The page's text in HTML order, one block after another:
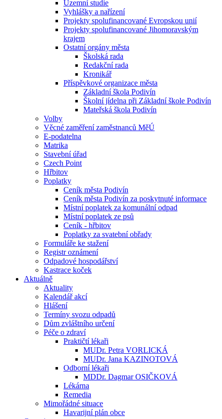
Územní studie
Vyhlášky a nařízení
Projekty spolufinancované Evropskou unií
Projekty spolufinancované Jihomoravským
krajem
Ostatní orgány města
Školská rada
Redakční rada
Kronikář
Příspěvkové organizace města
Základní škola Podivín
Školní jídelna při Základní škole Podivín
Mateřská škola Podivín
Volby
Věcné zaměření zaměstnanců MěÚ
E-podatelna
Matrika
Stavební úřad
Czech Point
Hřbitov
Poplatky
Ceník města Podivín
Ceník města Podivín za poskytnuté informace
Místní poplatek za komunální odpad
Místní poplatek ze psů
Ceník - hřbitov
Poplatky za svatební obřady
Formuláře ke stažení
Registr oznámení
Odpadové hospodářství
Kastrace koček
Aktuálně
Aktuality
Kalendář akcí
Hlášení
Termíny svozu odpadů
Dům zvláštního určení
Péče o zdraví
Praktičtí lékaři
MUDr. Petra VORLICKÁ
MUDr. Jana KAZINOTOVÁ
Odborní lékaři
MDDr. Dagmar OSIČKOVÁ
Lékárna
Remedia
Mimořádné situace
Havarijní plán obce